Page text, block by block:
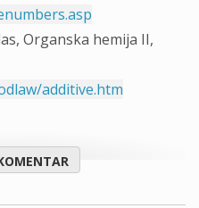
Organska hemija II,
additive.htm